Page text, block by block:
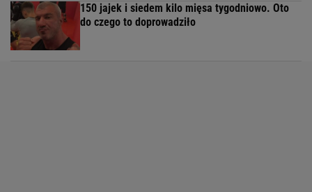
150 jajek i siedem kilo mięsa tygodniowo. Oto
do czego to doprowadziło